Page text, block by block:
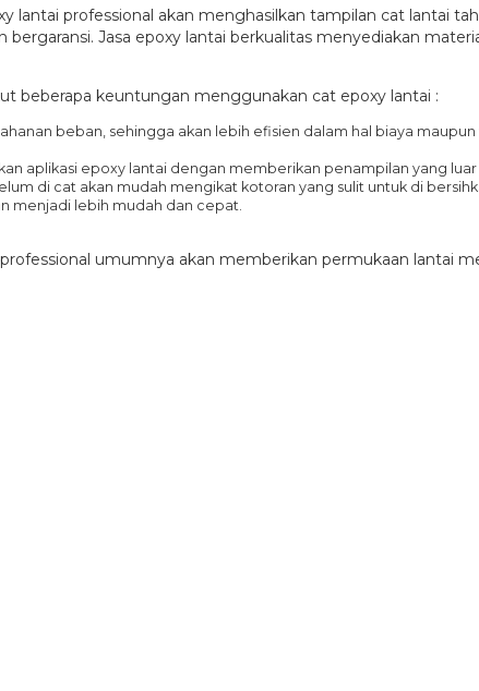
professional akan menghasilkan tampilan cat lantai
Jasa epoxy lantai berkualitas menyediakan
beberapa keuntungan menggunakan cat epoxy lantai :
beban, sehingga akan lebih efisien dalam hal biaya
aplikasi epoxy lantai dengan memberikan penampilan yang luar
di cat akan mudah mengikat kotoran yang sulit untuk di
menjadi lebih mudah dan cepat.
umumnya akan memberikan permukaan lantai